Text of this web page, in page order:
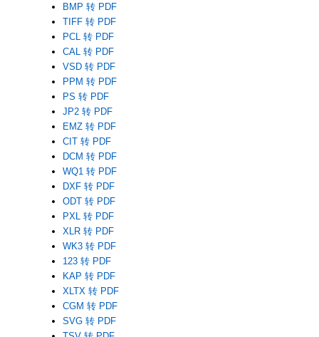
BMP 转 PDF
TIFF 转 PDF
PCL 转 PDF
CAL 转 PDF
VSD 转 PDF
PPM 转 PDF
PS 转 PDF
JP2 转 PDF
EMZ 转 PDF
CIT 转 PDF
DCM 转 PDF
WQ1 转 PDF
DXF 转 PDF
ODT 转 PDF
PXL 转 PDF
XLR 转 PDF
WK3 转 PDF
123 转 PDF
KAP 转 PDF
XLTX 转 PDF
CGM 转 PDF
SVG 转 PDF